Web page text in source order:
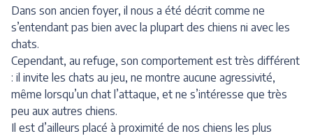
Dans son ancien foyer, il nous a été décrit comme ne
s’entendant pas bien avec la plupart des chiens ni avec les
chats.
Cependant, au refuge, son comportement est très différent
: il invite les chats au jeu, ne montre aucune agressivité,
même lorsqu’un chat l’attaque, et ne s’intéresse que très
peu aux autres chiens.
Il est d’ailleurs placé à proximité de nos chiens les plus